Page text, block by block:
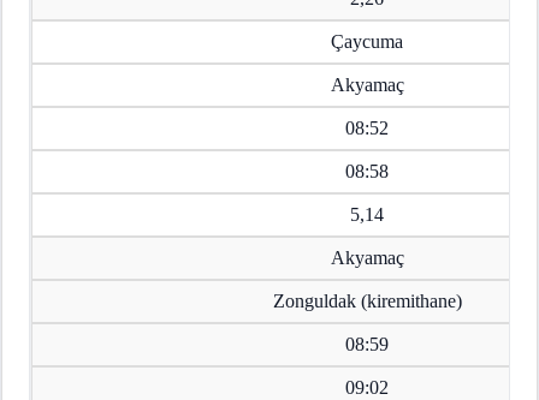
Çaycuma
Akyamaç
08:52
08:58
5,14
Akyamaç
Zonguldak (kiremithane)
08:59
09:02